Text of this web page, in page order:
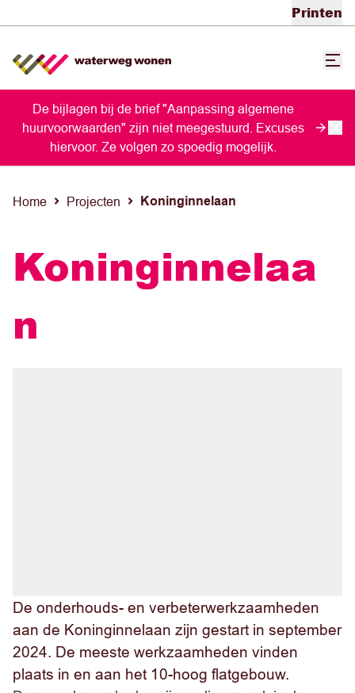
Printen
De bijlagen bij de brief "Aanpassing algemene
huurvoorwaarden" zijn niet meegestuurd. Excuses
hiervoor. Ze volgen zo spoedig mogelijk.
Home Projecten Koninginnelaan
Koninginnelaa
n
De onderhouds- en verbeterwerkzaamheden
aan de Koninginnelaan zijn gestart in september
2024. De meeste werkzaamheden vinden
plaats in en aan het 10-hoog flatgebouw.